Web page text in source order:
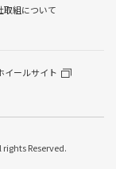
取組について
イールサイト
Reserved.